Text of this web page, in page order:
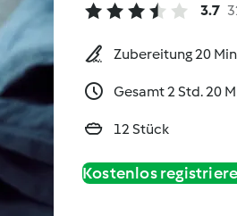
3.7
Zubereitung 20 Min
Gesamt 2 Std. 20
12 Stück
Kostenlos